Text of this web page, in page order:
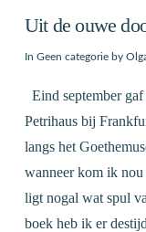
Uit de ouwe
In Geen categorieby
Eind september
Petrihaus bij
langs het
wanneer kom ik
ligt nogal wat spul
boek heb ik er